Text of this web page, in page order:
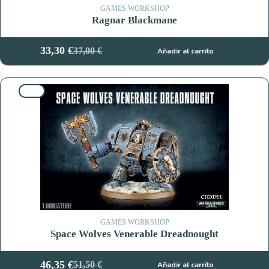
GAMES WORKSHOP
Ragnar Blackmane
37,00€
El
precio
original
era:
37,00 €.
33,30€El
precio
actual
es:
33,30 €.
Añadir al carrito
GAMES WORKSHOP
Space Wolves Venerable Dreadnought
51,50€
46,35€ Añadir al carrito